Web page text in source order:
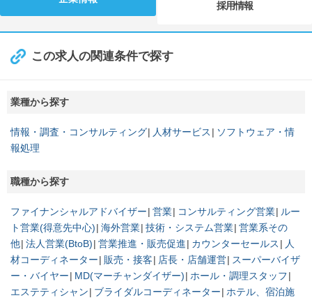
採用情報
この求人の関連条件で探す
業種から探す
情報・調査・コンサルティング 人材サービス
ソフトウェア・情
報処理
職種から探す
ファイナンシャルアドバイザー 営業 コンサルティング営業
ルー
ト営業(得意先中心) 海外営業 技術・システム営業 営業系その
他 法人営業(BtoB) 営業推進・販売促進 カウンターセールス
人
材コーディネーター 販売・接客 店長・店舗運営
スーパーバイザ
ー・バイヤー
MD(マーチャンダイザー)
ホール・調理スタッフ
エステティシャン
ブライダルコーディネーター
ホテル、宿泊施